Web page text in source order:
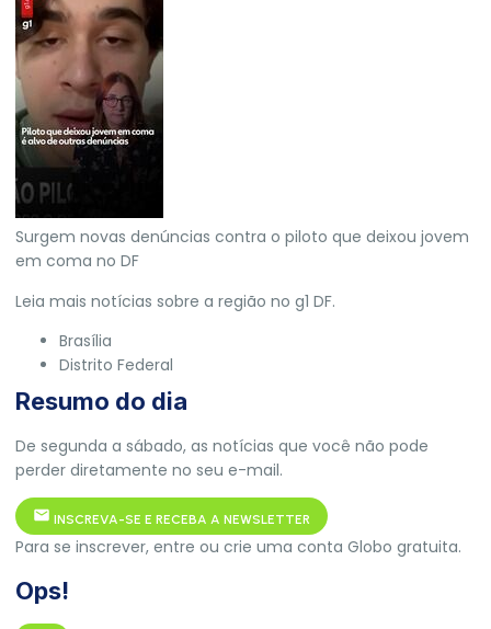
Surgem novas denúncias contra o piloto que deixou jovem
em coma no DF
Leia mais notícias sobre a região no g1 DF.
Brasília
Distrito Federal
Resumo do dia
De segunda a sábado, as notícias que você não pode
perder diretamente no seu e-mail.
INSCREVA-SE E RECEBA A NEWSLETTER
Para se inscrever, entre ou crie uma conta Globo gratuita.
Ops!